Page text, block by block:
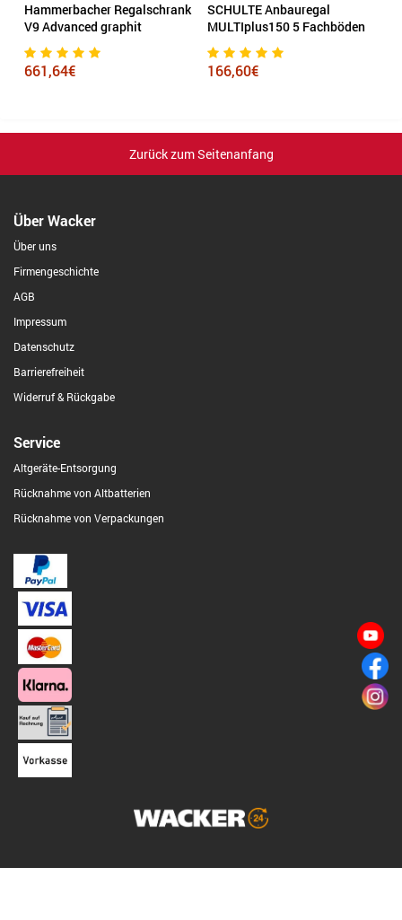
Hammerbacher Regalschrank
V9 Advanced graphit
661,64€
SCHULTE Anbauregal
MULTIplus150 5 Fachböden
166,60€
Zurück zum Seitenanfang
Über Wacker
Über uns
Firmengeschichte
AGB
Impressum
Datenschutz
Barrierefreiheit
Widerruf & Rückgabe
Service
Altgeräte-Entsorgung
Rücknahme von Altbatterien
Rücknahme von Verpackungen